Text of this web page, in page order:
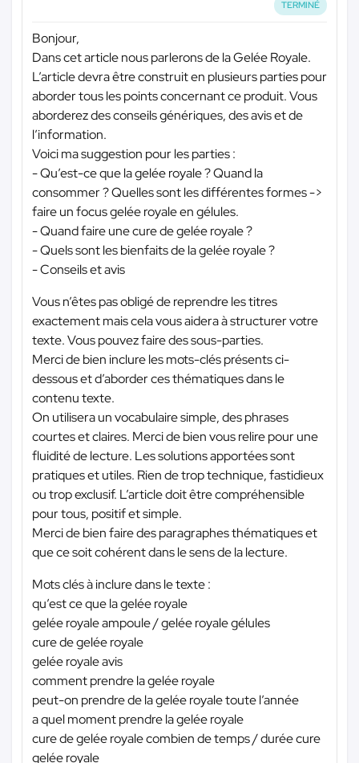
TERMINÉ
Bonjour,
Dans cet article nous parlerons de la Gelée Royale.
L’article devra être construit en plusieurs parties pour
aborder tous les points concernant ce produit. Vous
aborderez des conseils génériques, des avis et de
l’information.
Voici ma suggestion pour les parties :
- Qu’est-ce que la gelée royale ? Quand la
consommer ? Quelles sont les différentes formes ->
faire un focus gelée royale en gélules.
- Quand faire une cure de gelée royale ?
- Quels sont les bienfaits de la gelée royale ?
- Conseils et avis
Vous n’êtes pas obligé de reprendre les titres
exactement mais cela vous aidera à structurer votre
texte. Vous pouvez faire des sous-parties.
Merci de bien inclure les mots-clés présents ci-
dessous et d’aborder ces thématiques dans le
contenu texte.
On utilisera un vocabulaire simple, des phrases
courtes et claires. Merci de bien vous relire pour une
fluidité de lecture. Les solutions apportées sont
pratiques et utiles. Rien de trop technique, fastidieux
ou trop exclusif. L’article doit être compréhensible
pour tous, positif et simple.
Merci de bien faire des paragraphes thématiques et
que ce soit cohérent dans le sens de la lecture.
Mots clés à inclure dans le texte :
qu’est ce que la gelée royale
gelée royale ampoule / gelée royale gélules
cure de gelée royale
gelée royale avis
comment prendre la gelée royale
peut-on prendre de la gelée royale toute l’année
a quel moment prendre la gelée royale
cure de gelée royale combien de temps / durée cure
gelée royale